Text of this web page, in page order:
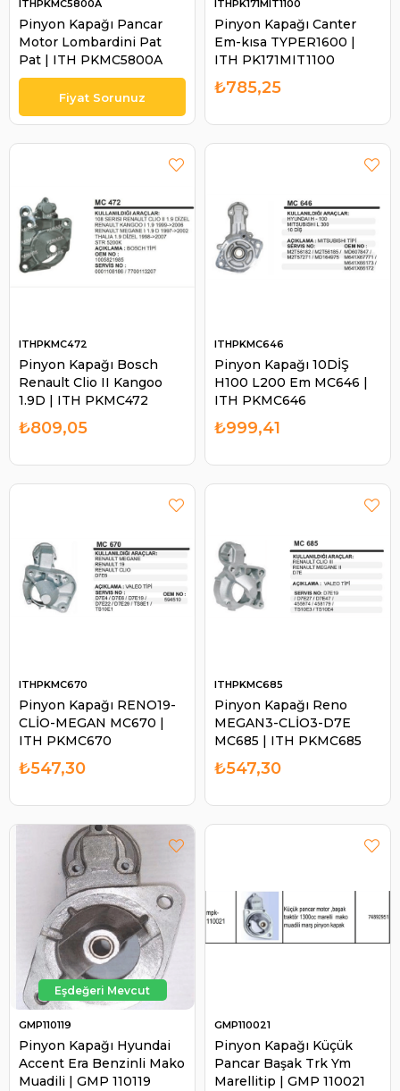
Pinyon Kapağı Pancar
Motor Lombardini Pat
Pat | ITH PKMC5800A
ITHPKMC5800A
Pinyon Kapağı Canter
Em-kısa TYPER1600 |
ITH PK171MIT1100
ITHPK171MIT1100
₺785,25
Pinyon Kapağı Bosch
Renault Clio II Kangoo
1.9D | ITH PKMC472
ITHPKMC472
₺809,05
Pinyon Kapağı 10DİŞ
H100 L200 Em MC646 |
ITH PKMC646
ITHPKMC646
₺999,41
Pinyon Kapağı RENO19-
CLİO-MEGAN MC670 |
ITH PKMC670
ITHPKMC670
₺547,30
Pinyon Kapağı Reno
MEGAN3-CLİO3-D7E
MC685 | ITH PKMC685
ITHPKMC685
₺547,30
Pinyon Kapağı Hyundai
Accent Era Benzinli Mako
Muadili | GMP 110119
GMP110119
Pinyon Kapağı Küçük
Pancar Başak Trk Ym
Marellitip | GMP 110021
GMP110021